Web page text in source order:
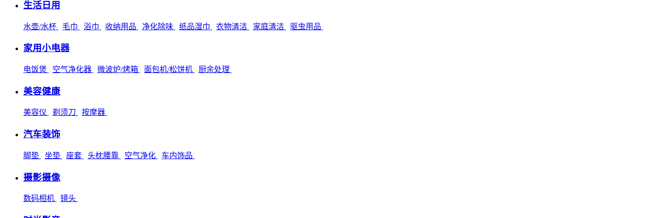
生活日用
水壶/水杯 毛巾 浴巾 收纳用品 净化除味 纸品湿巾 衣物清洁 家庭清洁 驱虫用品
家用小电器
电饭煲 空气净化器 微波炉/烤箱 面包机/松饼机 厨余处理
美容健康
美容仪 剃须刀 按摩器
汽车装饰
脚垫 坐垫 座套 头枕腰靠 空气净化 车内饰品
摄影摄像
数码相机 镜头